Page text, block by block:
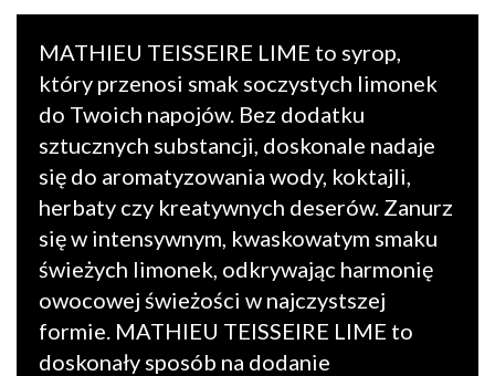
MATHIEU TEISSEIRE LIME to syrop,
który przenosi smak soczystych limonek
do Twoich napojów. Bez dodatku
sztucznych substancji, doskonale nadaje
się do aromatyzowania wody, koktajli,
herbaty czy kreatywnych deserów. Zanurz
się w intensywnym, kwaskowatym smaku
świeżych limonek, odkrywając harmonię
owocowej świeżości w najczystszej
formie. MATHIEU TEISSEIRE LIME to
doskonały sposób na dodanie